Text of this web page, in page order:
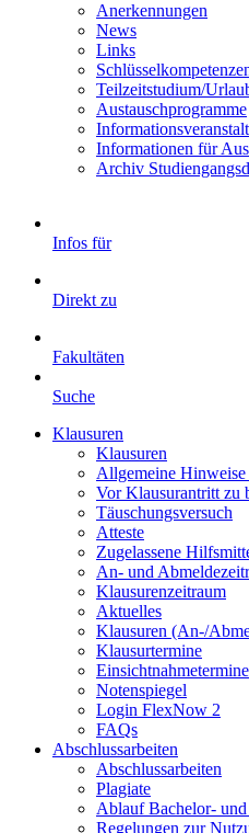
Anerkennungen
News
Links
Teilzeitstudium/
Austauschprogramme
Informationen für
Archiv
Infos für
Direkt zu
Fakultäten
Suche
Klausuren
Klausuren
Allgemeine
Vor Klausurantritt zu
Täuschungsversuch
Atteste
Zugelassene
An- und
Klausurenzeitraum
Aktuelles
Klausuren (An-/
Klausurtermine
Einsichtnahmetermine
Notenspiegel
Login FlexNow 2
FAQs
Abschlussarbeiten
Abschlussarbeiten
Plagiate
Ablauf Bachelor-
Regelungen zur